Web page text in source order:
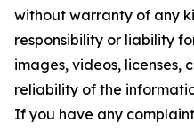
without warranty of any
responsibility or liability
images, videos, licenses,
reliability of the
If you have any